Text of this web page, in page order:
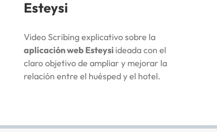
Esteysi
Video Scribing explicativo sobre la
aplicación web Esteysi ideada con el
claro objetivo de ampliar y mejorar la
relación entre el huésped y el hotel.